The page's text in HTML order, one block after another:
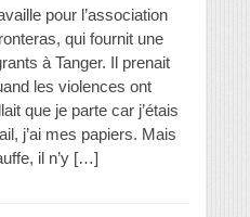
pour l’association
qui fournit une
à Tanger. Il prenait
les violences ont
que je parte car j’étais
j’ai mes papiers. Mais
il n’y […]